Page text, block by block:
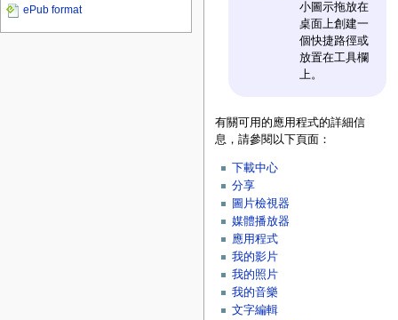
小圖示拖放在
桌面上創建一
個快捷路徑或
放置在工具欄
上。
有關可用的應用程式的詳細信
息，請參閱以下頁面：
下載中心
分享
圖片檢視器
媒體播放器
應用程式
我的影片
我的照片
我的音樂
文字編輯
ePub format